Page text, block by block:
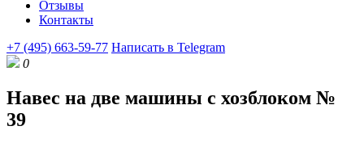
Отзывы
Контакты
+7 (495) 663-59-77 Написать в Telegram
0
Навес на две машины с хозблоком №
39